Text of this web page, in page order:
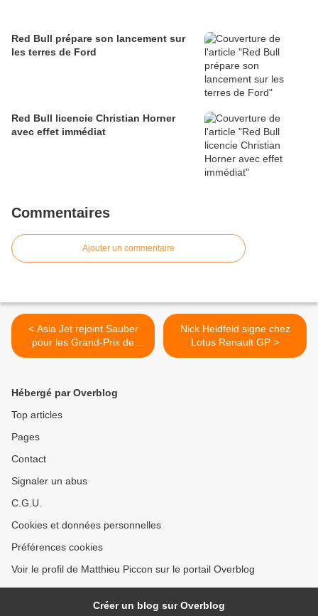
Red Bull prépare son lancement sur
les terres de Ford
Red Bull licencie Christian Horner
avec effet immédiat
Commentaires
Ajouter un commentaire
< Asia Jet rejoint Sauber
pour les Grand-Prix de
l'APEC
Nick Heidfeld signe chez
Lotus Renault GP >
Hébergé par Overblog
Top articles
Pages
Contact
Signaler un abus
C.G.U.
Cookies et données personnelles
Préférences cookies
Voir le profil de Matthieu Piccon sur le portail Overblog
Créer un blog sur Overblog